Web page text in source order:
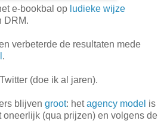
e-bookbal op ludieke wijze
DRM.
verbeterde de resultaten mede
.
(doe ik al jaren).
blijven groot: hetagency model is
oneerlijk (qua prijzen) en volgens de